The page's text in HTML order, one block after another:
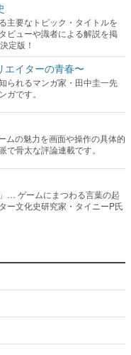
主要なトピック・タイトルを
ビューや識者による解説を掲
定版！
エイターの青春〜
られるマンガ家・田中圭一先
ガです。
ムの魅力を画面や操作の具体的
で骨太な評論連載です。
… ゲームにまつわる言葉の起
ー文化史研究家・タイニーP氏